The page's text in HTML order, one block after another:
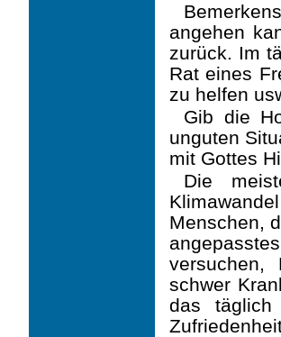
angehen
zurück. Im
Rat ei­nes
zu helfen
Gib die
unguten
mit Gottes
Die
Menschen,
schwer
das täglich